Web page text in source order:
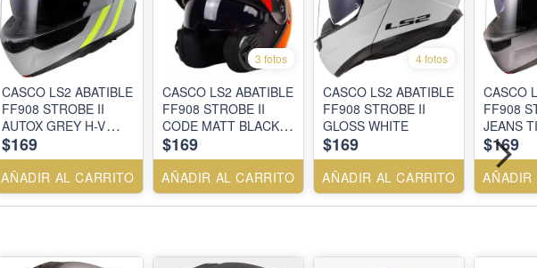
CASCO LS2 ABATIBLE
FF908 STROBE II
AUTOX GREY H-V
YELLOW
$169
AÑADIR AL CARRITO
3 fotos
CASCO LS2 ABATIBLE
FF908 STROBE II
CODE MATT BLACK
RED
$169
AÑADIR AL CARRITO
4 fotos
CASCO LS2 ABATIBLE
FF908 STROBE II
GLOSS WHITE
$169
AÑADIR AL CARRITO
CASCO
FF908
JEANS
$169
AÑADIR